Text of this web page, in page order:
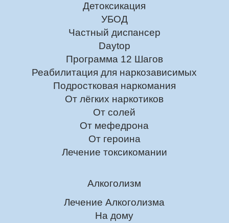
Детоксикация
УБОД
Частный диспансер
Daytop
Программа 12 Шагов
Реабилитация для наркозависимых
Подростковая наркомания
От лёгких наркотиков
От солей
От мефедрона
От героина
Лечение токсикомании
Алкоголизм
Лечение Алкоголизма
На дому